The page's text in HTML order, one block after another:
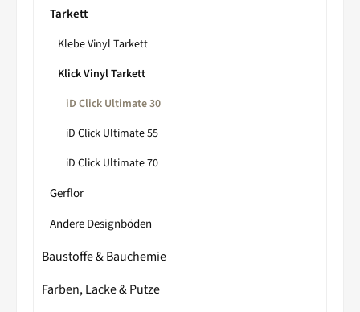
Tarkett
Klebe Vinyl Tarkett
Klick Vinyl Tarkett
iD Click Ultimate 30
iD Click Ultimate 55
iD Click Ultimate 70
Gerflor
Andere Designböden
Baustoffe & Bauchemie
Farben, Lacke & Putze